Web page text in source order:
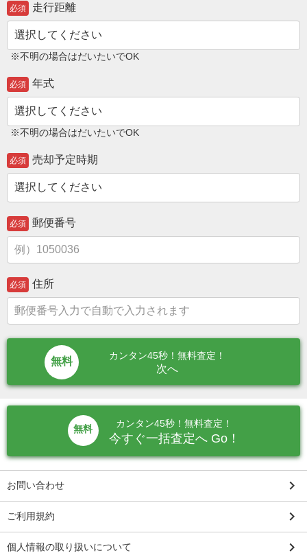
必須 走行距離
※不明の場合はだいたいでOK
必須 年式
※不明の場合はだいたいでOK
必須 売却予定時期
必須 郵便番号
必須 住所
カンタン45秒！無料査定！
次へ
無料
カンタン45秒！無料査定！
今すぐ一括査定へ Go！
お問い合わせ keyboard_arrow_right
ご利用規約 keyboard_arrow_right
個人情報の取り扱いについて keyboard_arrow_right